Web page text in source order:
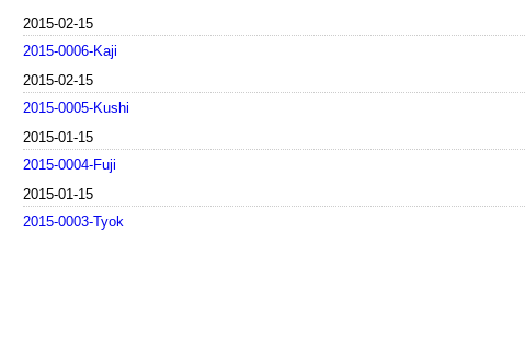
2015-02-15
2015-0006-Kaji
2015-02-15
2015-0005-Kushi
2015-01-15
2015-0004-Fuji
2015-01-15
2015-0003-Tyok